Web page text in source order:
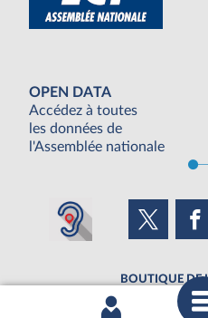
OPEN DATA
Accédez à toutes
les données de
l'Assemblée nationale
BOUTIQUE DE
UNE SEMAINE À